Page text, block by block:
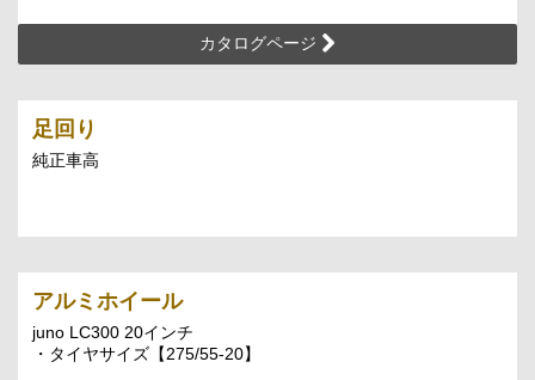
カタログページ
足回り
純正車高
アルミホイール
juno LC300 20インチ
・タイヤサイズ【275/55-20】